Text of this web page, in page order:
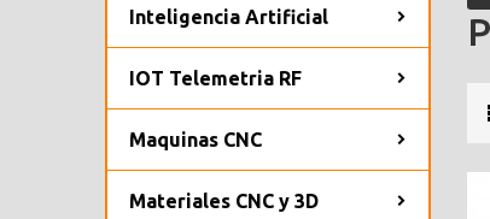
Inteligencia Artificial
IOT Telemetria RF
Maquinas CNC
Materiales CNC y 3D